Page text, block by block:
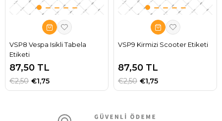
VSP8 Vespa Isikli Tabela
Etiketi
87,50 TL
€1,75
€2,50
VSP9 Kirmizi Scooter Etiketi
87,50 TL
€1,75
€2,50